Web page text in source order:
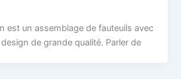
est un assemblage de fauteuils avec
de grande qualité. Parler de